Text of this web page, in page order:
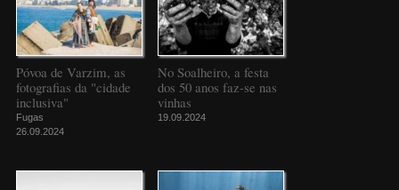
Póvoa de Varzim, as
fotografias da "cidade
inclusiva"
Fugas
26.09.2024
No Soalheiro, a festa
dos 50 anos faz-se nas
vinhas
19.09.2024